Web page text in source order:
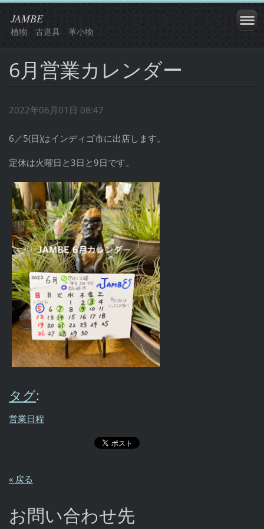
JAMBE
植物 古道具 革小物
6月営業カレンダー
2022年06月01日 08:47
6／5(日)はインディゴ市に出店します。
定休は火曜日と3日と9日です。
タグ:
営業日程
« 戻る
お問い合わせ先